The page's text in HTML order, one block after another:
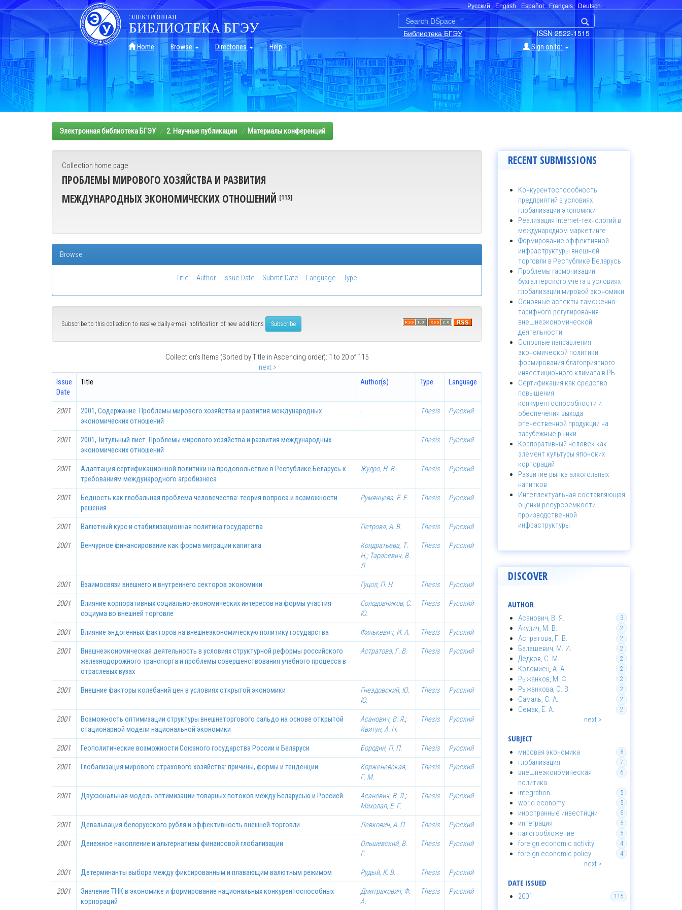
Skip
navigation
Русский English Español Français Deutsch
ISSN 2522-1515
Библиотека БГЭУ
ЭЛЕКТРОННАЯ
БИБЛИОТЕКА БГЭУ
Home Browse Directories Help Sign on to:
Электронная библиотека БГЭУ 2. Научные публикации Материалы конференций
Collection home page
ПРОБЛЕМЫ МИРОВОГО ХОЗЯЙСТВА И РАЗВИТИЯ
МЕЖДУНАРОДНЫХ ЭКОНОМИЧЕСКИХ ОТНОШЕНИЙ [115]
Browse
Title Author Issue Date Submit Date Language Type
Subscribe to this collection to receive daily e-mail notification of new additions
Collection's Items (Sorted by Title in Ascending order): 1 to 20 of 115
next >
Issue
Date
Title Author(s) Type Language
2001
2001, Содержание. Проблемы мирового хозяйства и развития международных
экономических отношений
- Thesis Русский
2001
2001, Титульный лист. Проблемы мирового хозяйства и развития международных
экономических отношений
- Thesis Русский
2001
Адаптация сертификационной политики на продовольствие в Республике Беларусь к
требованиям международного агробизнеса
Жудро, Н. В. Thesis Русский
2001
Бедность как глобальная проблема человечества: теория вопроса и возможности
решения
Румянцева, Е. Е. Thesis Русский
2001 Валютный курс и стабилизационная политика государства Петрова, А. В. Thesis Русский
2001 Венчурное финансирование как форма миграции капитала
Кондратьева, Т.
Н.; Тарасевич, В.
Л.
Thesis Русский
2001 Взаимосвязи внешнего и внутреннего секторов экономики Гуцол, П. Н. Thesis Русский
2001
Влияние корпоративных социально-экономических интересов на формы участия
социума во внешней торговле
Солодовников, С.
Ю.
Thesis Русский
2001 Влияние эндогенных факторов на внешнеэкономическую политику государства Филькевич, И. А. Thesis Русский
2001
Внешнеэкономическая деятельность в условиях структурной реформы российского
железнодорожного транспорта и проблемы совершенствования учебного процесса в
отраслевых вузах
Астратова, Г. В. Thesis Русский
2001 Внешние факторы колебаний цен в условиях открытой экономики
Гнездовский, Ю.
Ю.
Thesis Русский
2001
Возможность оптимизации структуры внешнеторгового сальдо на основе открытой
стационарной модели национальной экономики
Асанович, В. Я.;
Квитун, А. Н.
Thesis Русский
2001 Геополитические возможности Союзного государства России и Беларуси Бородин, П. П. Thesis Русский
2001 Глобализация мирового страхового хозяйства: причины, формы и тенденции
Корженевская,
Г. М.
Thesis Русский
2001 Двухзональная модель оптимизации товарных потоков между Беларусью и Россией Асанович, В. Я.;
Михолап, Е. Г.
Thesis Русский
2001 Девальвация белорусского рубля и эффективность внешней торговли Левкович, А. П. Thesis Русский
2001 Денежное накопление и альтернативы финансовой глобализации
Ольшевский, В.
Г.
Thesis Русский
2001 Детерминанты выбора между фиксированным и плавающим валютным режимом Рудый, К. В. Thesis Русский
2001
Значение ТНК в экономике и формирование национальных конкурентоспособных
корпораций
Дмитракович, Ф.
А.
Thesis Русский
RECENT SUBMISSIONS
Конкурентоспособность
предприятий в условиях
глобализации экономики
Реализация Internet-технологий в
международном маркетинге
Формирование эффективной
инфраструктуры внешней
торговли в Республике Беларусь
Проблемы гармонизации
бухгалтерского учета в условиях
глобализации мировой экономики
Основные аспекты таможенно-
тарифного регулирования
внешнеэкономической
деятельности
Основные направления
экономической политики
формирования благоприятного
инвестиционного климата в РБ
Сертификация как средство
повышения
конкурентоспособности и
обеспечения выхода
отечественной продукции на
зарубежные рынки
Корпоративный человек как
элемент культуры японских
корпораций
Развитие рынка алкогольных
напитков
Интеллектуальная составляющая
оценки ресурсоемкости
производственной
инфраструктуры
DISCOVER
AUTHOR
3
Асанович, В. Я.
2
Акулич, М. В.
2
Астратова, Г. В.
2
Балашевич, М. И.
2
Дедков, С. М.
2
Коломиец, А. А.
2
Рыжанков, М. Ф.
2
Рыжанкова, О. В.
2
Самаль, С. А.
2
Семак, Е. А.
next >
SUBJECT
8
мировая экономика
7
глобализация
6
внешнеэкономическая
политика
5
integration
5
world economy
5
иностранные инвестиции
5
интеграция
5
налогообложение
4
foreign economic activity
4
foreign economic policy
next >
DATE ISSUED
115
2001